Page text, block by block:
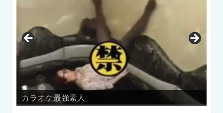
カラオケ最強素人